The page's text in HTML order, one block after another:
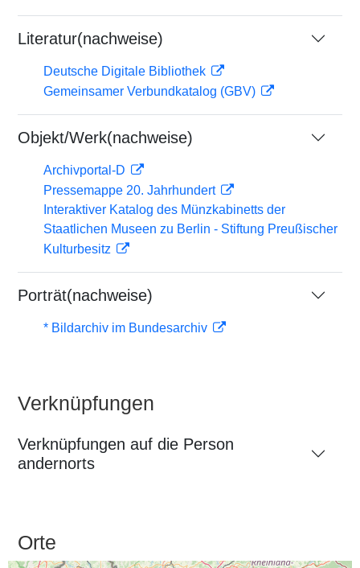
Literatur(nachweise)
Deutsche Digitale Bibliothek
Gemeinsamer Verbundkatalog (GBV)
Objekt/Werk(nachweise)
Archivportal-D
Pressemappe 20. Jahrhundert
Interaktiver Katalog des Münzkabinetts der
Staatlichen Museen zu Berlin - Stiftung Preußischer
Kulturbesitz
Porträt(nachweise)
* Bildarchiv im Bundesarchiv
Verknüpfungen
Verknüpfungen auf die Person
andernorts
Orte